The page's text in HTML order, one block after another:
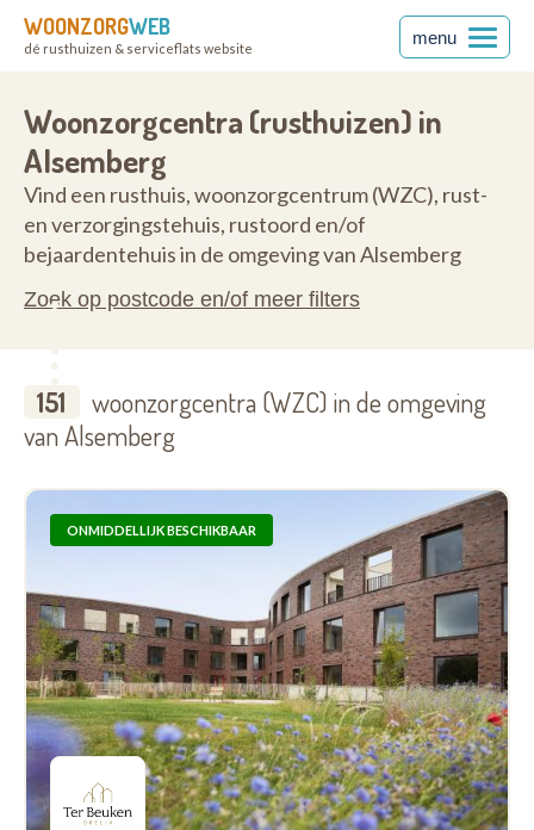
WOONZORGWEB
dé rusthuizen & serviceflats website
menu
Woonzorgcentra (rusthuizen) in
Alsemberg
Vind een rusthuis, woonzorgcentrum (WZC), rust-
en verzorgingstehuis, rustoord en/of
bejaardentehuis in de omgeving van Alsemberg
Zoek op postcode en/of meer filters
151
woonzorgcentra (WZC) in de omgeving
van Alsemberg
ONMIDDELLIJK BESCHIKBAAR